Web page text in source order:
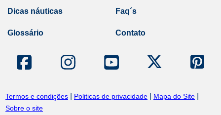
Dicas náuticas
Glossário
Faq´s
Contato
Termos e condições Politicas de privacidade Mapa do Site
Sobre o site